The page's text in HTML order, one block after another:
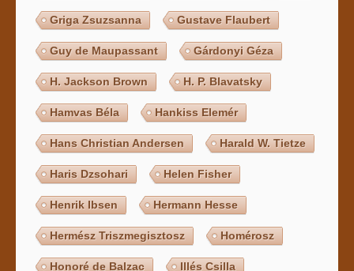
Griga Zsuzsanna Gustave Flaubert
Guy de Maupassant Gárdonyi Géza
H. Jackson Brown H. P. Blavatsky
Hamvas Béla Hankiss Elemér
Hans Christian Andersen Harald W. Tietze
Haris Dzsohari Helen Fisher
Henrik Ibsen Hermann Hesse
Hermész Triszmegisztosz Homérosz
Honoré de Balzac Illés Csilla